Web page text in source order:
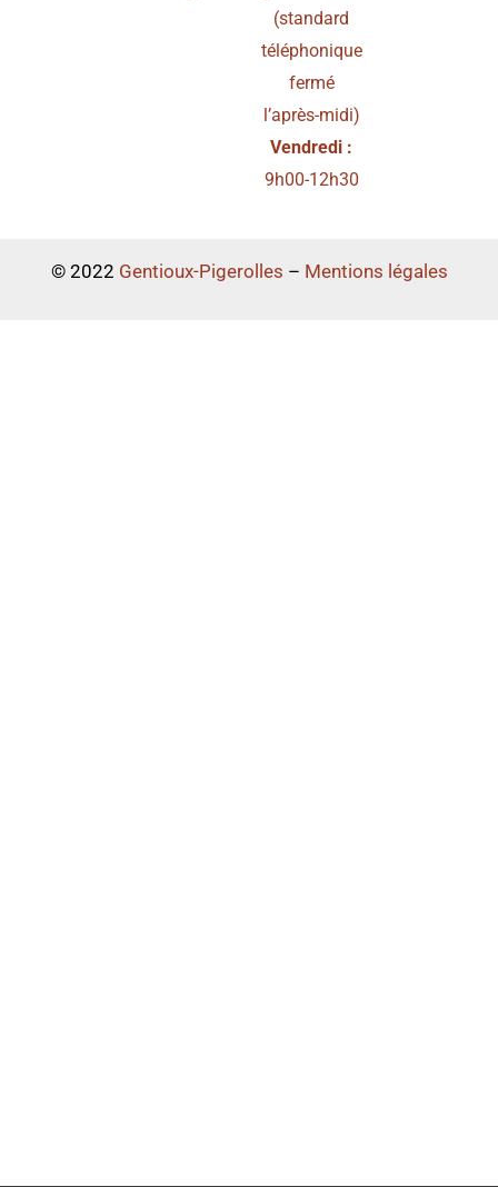
(standard
téléphonique
fermé
l’après-midi)
Vendredi :
9h00-12h30
© 2022 Gentioux-Pigerolles – Mentions légales